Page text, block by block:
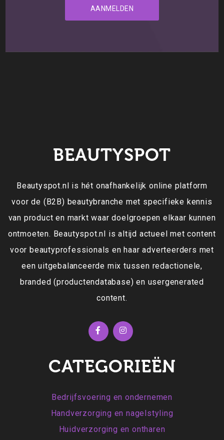
BEAUTYSPOT
Beautyspot.nl is hét onafhankelijk online platform
voor de (B2B) beautybranche met specifieke kennis
van product en markt waar doelgroepen elkaar kunnen
ontmoeten. Beautyspot.nl is altijd actueel met content
voor beautyprofessionals en haar adverteerders met
een uitgebalanceerde mix tussen redactionele,
branded (productendatabase) en usergenerated
content.
CATEGORIEËN
Bedrijfsvoering en ondernemen
Handverzorging en nagelstyling
Huidverzorging en ontharen